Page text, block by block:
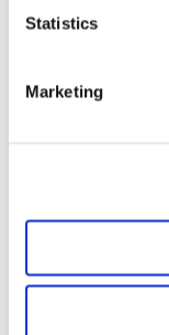
Statistics
Marketing